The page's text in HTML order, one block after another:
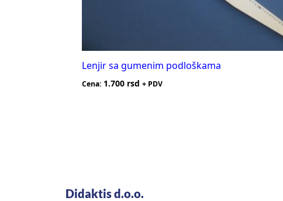
Lenjir sa gumenim podloškama
Cena: 1.700 rsd + PDV
Didaktis d.o.o.